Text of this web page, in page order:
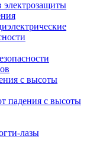
с высоты
падения с высоты
лазы